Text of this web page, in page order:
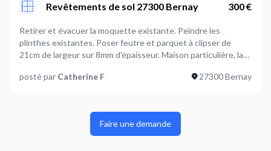
Revêtements de sol 27300 Bernay 300 €
Retirer et évacuer la moquette existante. Peindre les
plinthes existantes. Poser feutre et parquet à clipser de
21cm de largeur sur 8mm d'épaisseur. Maison particulière, la
posté par Catherine F 27300 Bernay
Faire une demande